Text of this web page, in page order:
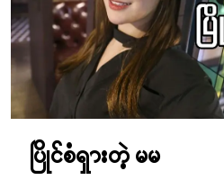
ပြိုင်စံရှားတဲ့ မမ